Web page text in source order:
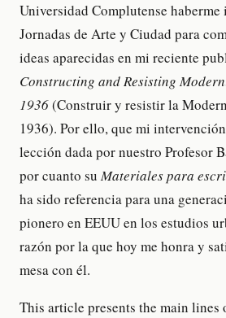
Universidad Complutense haberme
Jornadas de Arte y Ciudad para
ideas aparecidas en mi reciente
Constructing and Resisting
1936(Construir y resistir la
1936). Por ello, que mi
lección dada por nuestro Profesor
por cuanto suMateriales para
ha sido referencia para una
pionero en EEUU en los estudios
razón por la que hoy me honra y
mesa con él.
This article presents the main lines